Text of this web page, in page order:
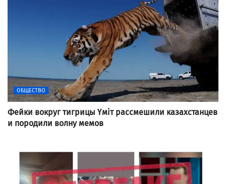
ОБЩЕСТВО
Фейки вокруг тигрицы Үміт рассмешили казахстанцев
и породили волну мемов